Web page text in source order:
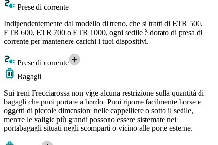
Prese di corrente
Indipendentemente dal modello di treno, che si tratti di ETR 500,
ETR 600, ETR 700 o ETR 1000, ogni sedile è dotato di presa di
corrente per mantenere carichi i tuoi dispositivi.
Prese di corrente
Bagagli
Sui treni Frecciarossa non vige alcuna restrizione sulla quantità di
bagagli che puoi portare a bordo. Puoi riporre facilmente borse e
oggetti di piccole dimensioni nelle cappelliere o sotto il sedile,
mentre le valigie più grandi possono essere sistemate nei
portabagagli situati negli scomparti o vicino alle porte esterne.